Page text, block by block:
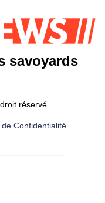
savoyards
réservé
Confidentialité